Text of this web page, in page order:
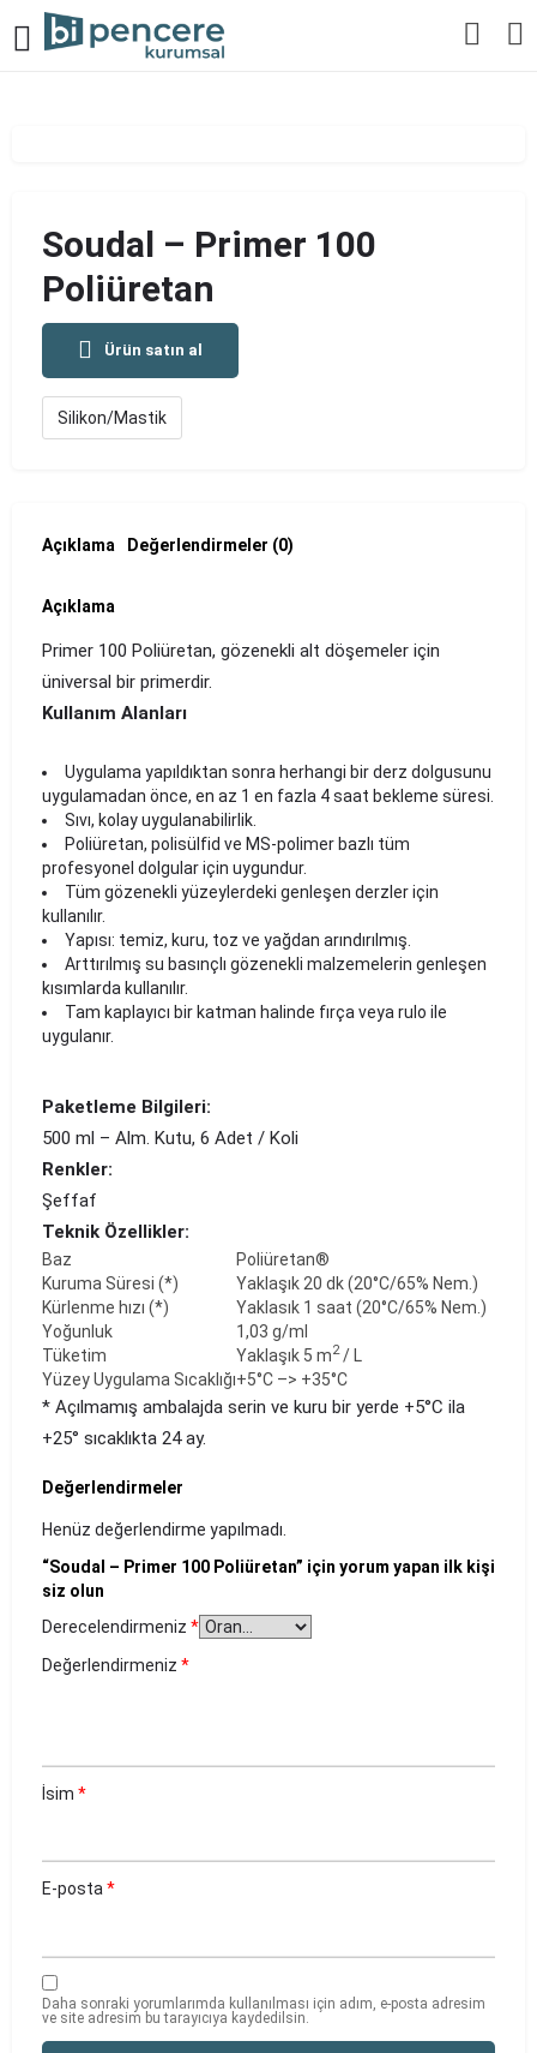
Soudal – Primer 100
Poliüretan
Ürün satın al
Silikon/Mastik
Açıklama Değerlendirmeler (0)
Açıklama
Primer 100 Poliüretan, gözenekli alt döşemeler için
üniversal bir primerdir.
Kullanım Alanları
Uygulama yapıldıktan sonra herhangi bir derz dolgusunu
uygulamadan önce, en az 1 en fazla 4 saat bekleme süresi.
Sıvı, kolay uygulanabilirlik.
Poliüretan, polisülfid ve MS-polimer bazlı tüm
profesyonel dolgular için uygundur.
Tüm gözenekli yüzeylerdeki genleşen derzler için
kullanılır.
Yapısı: temiz, kuru, toz ve yağdan arındırılmış.
Arttırılmış su basınçlı gözenekli malzemelerin genleşen
kısımlarda kullanılır.
Tam kaplayıcı bir katman halinde fırça veya rulo ile
uygulanır.
Paketleme Bilgileri:
500 ml – Alm. Kutu, 6 Adet / Koli
Renkler:
Şeffaf
Teknik Özellikler:
Baz
Poliüretan®
Kuruma Süresi (*)
Yaklaşık 20 dk (20°C/65% Nem.)
Kürlenme hızı (*)
Yaklasık 1 saat (20°C/65% Nem.)
Yoğunluk
1,03 g/ml
Tüketim
Yaklaşık 5 m2/ L
Yüzey Uygulama Sıcaklığı+5°C –> +35°C
* Açılmamış ambalajda serin ve kuru bir yerde +5°C ila
+25° sıcaklıkta 24 ay.
Değerlendirmeler
Henüz değerlendirme yapılmadı.
“Soudal – Primer 100 Poliüretan” için yorum yapan ilk kişi
siz olun
Derecelendirmeniz *
Değerlendirmeniz *
İsim *
E-posta *
Daha sonraki yorumlarımda kullanılması için adım, e-posta adresim
ve site adresim bu tarayıcıya kaydedilsin.